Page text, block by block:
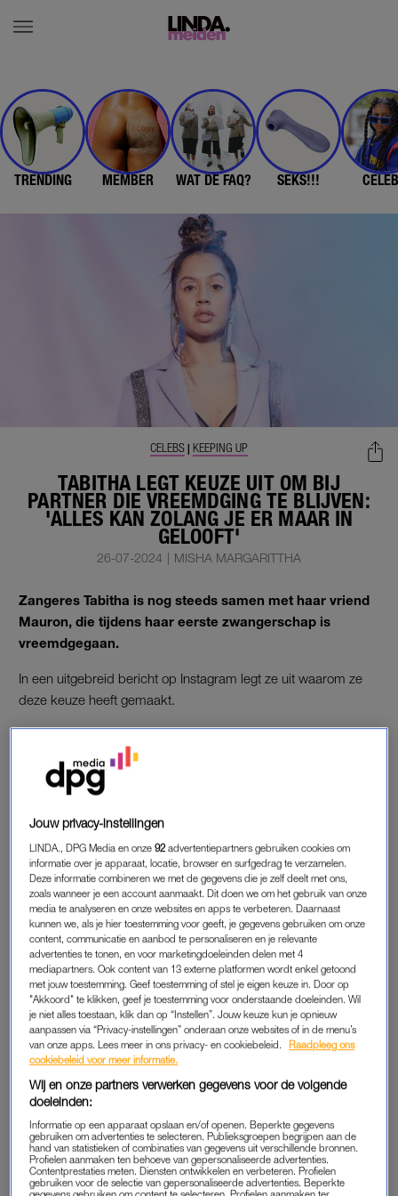
TRENDING MEMBER WAT DE FAQ? SEKS!!!
TABITHA LEGT KEUZE UIT OM BIJ
PARTNER DIE VREEMDGING TE BLIJVEN:
'ALLES KAN ZOLANG JE ER MAAR IN
GELOOFT'
CELEBS | KEEPING UP
26-07-2024 | MISHA MARGARITTHA
Zangeres Tabitha is nog steeds samen met haar vriend
Mauron, die tijdens haar eerste zwangerschap is
vreemdgegaan.
In een uitgebreid bericht op Instagram legt ze uit waarom ze
deze keuze heeft gemaakt.
WILSKRACHT
‘”Waarom blijf je bij iemand die vreemd is gegaan? Je houd
weg.” De bovenstaande uitingen zijn slechts het bovenste
laagje van wat ik heb gelezen in de tijd dat gevoelsmatig mijn
“leven op z’n kop” stond’, begint Tabitha haar verhaal. Volgens
de zangeres geloven veel mensen dat problemen zichzelf wel
oplossen als je gewoon doorgaat. ‘Helaas is dat niet hoe het
universum werkt. Een bom overleven als koppel en als gezin
zit één en al in bereidheid, wilskracht en liefde.’
RoddelkanaalJuicechanneldeelde in 2022 dat Mauron was
vreemdgegaan tijdens de eerste zwangerschap van Tabitha.
‘Lieve mensen, ik heb geprobeerd nergens op te reageren,
maar ook dat stopt de berichtgeving niet’, reageerde de
zangeres op die geruchten. Ze vroeg haar volgers om hen rust
te gunnen, omdat Tabitha net was bevallen. Inmiddels heeft
het stel twee dochters. Nu bevestigt Tabitha dat Mauron
inderdaad is vreemdgegaan.
Jouw privacy-instellingen
LINDA., DPG Media en onze92 advertentiepartners gebruiken cookies om
informatie over je apparaat, locatie, browser en surfgedrag te verzamelen.
Deze informatie combineren we met de gegevens die je zelf deelt met ons,
zoals wanneer je een account aanmaakt. Dit doen we om het gebruik van onze
media te analyseren en onze websites en apps te verbeteren. Daarnaast
kunnen we, als je hier toestemming voor geeft, je gegevens gebruiken om onze
content, communicatie en aanbod te personaliseren en je relevante
advertenties te tonen, en voor marketingdoeleinden delen met 4
mediapartners. Ook content van 13 externe platformen wordt enkel getoond
met jouw toestemming. Geef toestemming of stel je eigen keuze in. Door op
"Akkoord" te klikken, geef je toestemming voor onderstaande doeleinden. Wil
je niet alles toestaan, klik dan op “Instellen”. Jouw keuze kun je opnieuw
aanpassen via “Privacy-instellingen” onderaan onze websites of in de menu’s
van onze apps. Lees meer in ons privacy- en cookiebeleid.
Raadpleeg ons
cookiebeleid voor meer informatie.
Wij en onze partners verwerken gegevens voor de volgende
doeleinden:
Informatie op een apparaat opslaan en/of openen. Beperkte gegevens
gebruiken om advertenties te selecteren. Publieksgroepen begrijpen aan de
hand van statistieken of combinaties van gegevens uit verschillende bronnen.
Profielen aanmaken ten behoeve van gepersonaliseerde advertenties.
Contentprestaties meten. Diensten ontwikkelen en verbeteren. Profielen
gebruiken voor de selectie van gepersonaliseerde advertenties. Beperkte
gegevens gebruiken om content te selecteren. Profielen aanmaken ter